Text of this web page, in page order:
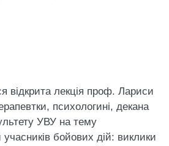
відкрита лекція проф. Лариси
психологині, декана
УВУ на тему
бойових дій: виклики